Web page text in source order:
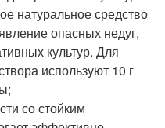
натуральное средство
опасных недуг,
культур. Для
используют 10 г
со стойким